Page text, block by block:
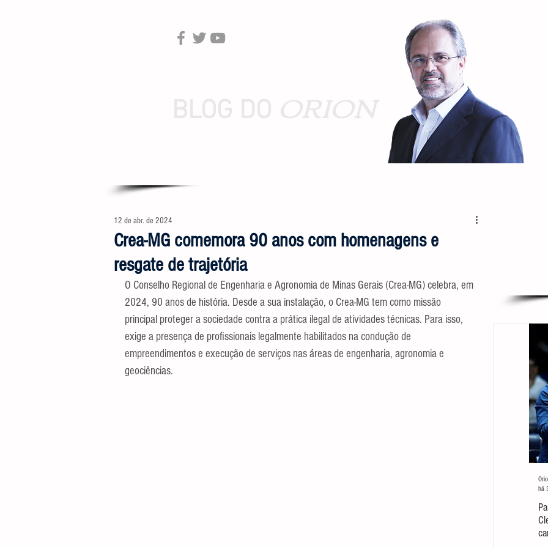
Crea-MG comemora 90 anos com homenagens e
resgate de trajetória
12 de abr. de 2024
O Conselho Regional de Engenharia e Agronomia de Minas Gerais (Crea-MG) celebra, em
2024, 90 anos de história. Desde a sua instalação, o Crea-MG tem como missão
principal proteger a sociedade contra a prática ilegal de atividades técnicas. Para isso,
exige a presença de profissionais legalmente habilitados na condução de
empreendimentos e execução de serviços nas áreas de engenharia, agronomia e
geociências.
há